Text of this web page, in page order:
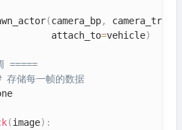
(camera_bp,
attach_to
=vehicle)
=====
存储每一帧的数据
(image) :